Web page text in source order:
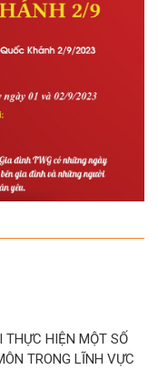
THỰC HIỆN MỘT SỐ
TRONG LĨNH VỰC